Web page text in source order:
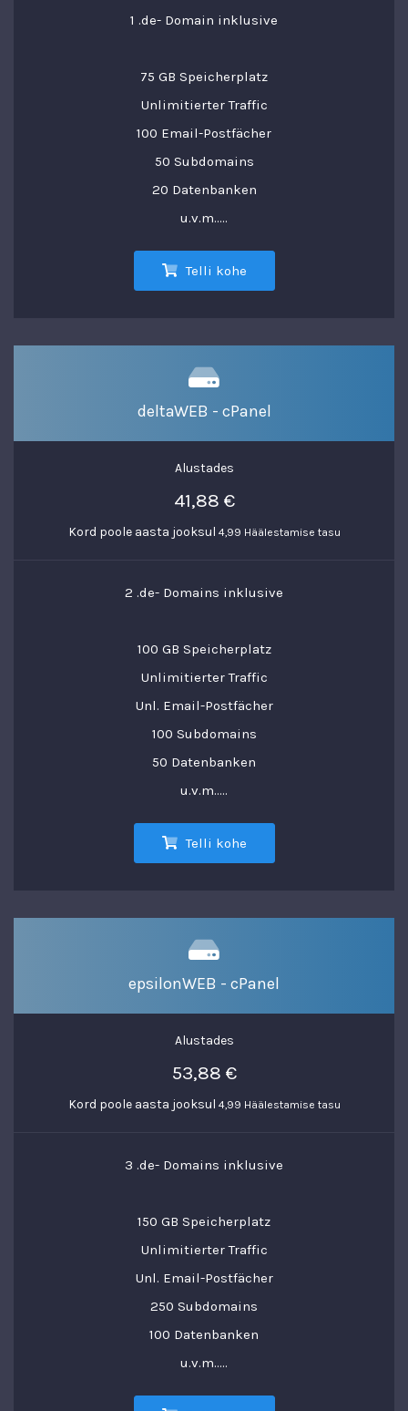
1 .de- Domain inklusive
75 GB Speicherplatz
Unlimitierter Traffic
100 Email-Postfächer
50 Subdomains
20 Datenbanken
u.v.m.....
Telli kohe
deltaWEB - cPanel
Alustades
41,88 €
Kord poole aasta jooksul 4,99 Häälestamise tasu
2 .de- Domains inklusive
100 GB Speicherplatz
Unlimitierter Traffic
Unl. Email-Postfächer
100 Subdomains
50 Datenbanken
u.v.m.....
Telli kohe
epsilonWEB - cPanel
Alustades
53,88 €
Kord poole aasta jooksul 4,99 Häälestamise tasu
3 .de- Domains inklusive
150 GB Speicherplatz
Unlimitierter Traffic
Unl. Email-Postfächer
250 Subdomains
100 Datenbanken
u.v.m.....